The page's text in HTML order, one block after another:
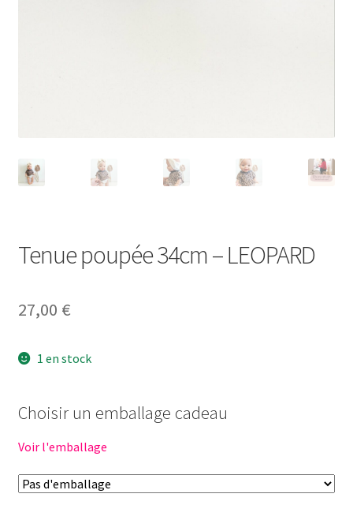
Tenue poupée 34cm – LEOPARD
27,00 €
1 en stock
Choisir un emballage cadeau
Voir l'emballage